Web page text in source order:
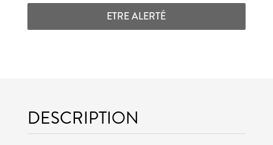
ETRE ALERTÉ
DESCRIPTION